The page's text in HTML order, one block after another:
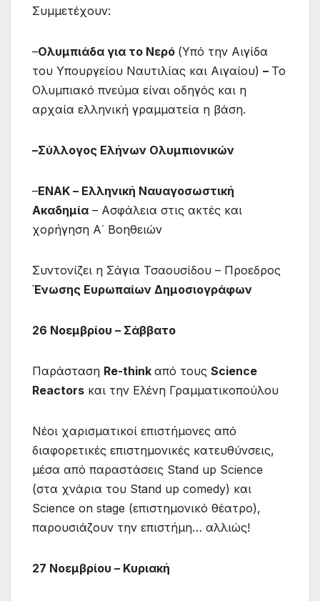
Συμμετέχουν:
–Ολυμπιάδα για το Νερό (Υπό την Αιγίδα
του Υπουργείου Ναυτιλίας και Αιγαίου) – Το
Ολυμπιακό πνεύμα είναι οδηγός και η
αρχαία ελληνική γραμματεία η βάση.
–Σύλλογος Ελήνων Ολυμπιονικών
–ENAK – Ελληνική Ναυαγοσωστική
Ακαδημία – Ασφάλεια στις ακτές και
χορήγηση Α΄ Βοηθειών
Συντονίζει η Σάγια Τσαουσίδου – Προεδρος
Ένωσης Ευρωπαίων Δημοσιογράφων
26 Noεμβρίου – Σάββατο
Παράσταση Re-think από τους Science
Reactors και την Ελένη Γραμματικοπούλου
Νέοι χαρισματικοί επιστήμονες από
διαφορετικές επιστημονικές κατευθύνσεις,
μέσα από παραστάσεις Stand up Science
(στα χνάρια του Stand up comedy) και
Science on stage (επιστημονικό θέατρο),
παρουσιάζουν την επιστήμη… αλλιώς!
27 Νοεμβρίου – Κυριακή